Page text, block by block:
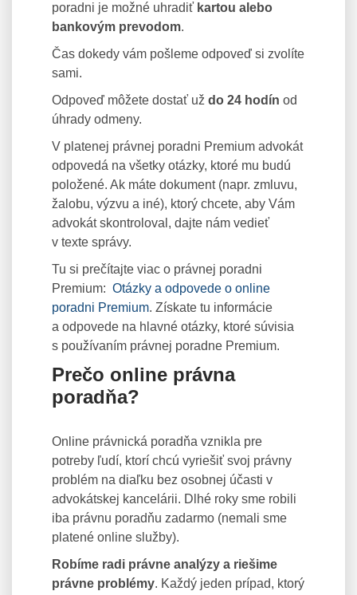
poradni je možné uhradiť kartou alebo
bankovým prevodom.
Čas dokedy vám pošleme odpoveď si zvolíte
sami.
Odpoveď môžete dostať už do 24 hodín od
úhrady odmeny.
V platenej právnej poradni Premium advokát
odpovedá na všetky otázky, ktoré mu budú
položené. Ak máte dokument (napr. zmluvu,
žalobu, výzvu a iné), ktorý chcete, aby Vám
advokát skontroloval, dajte nám vedieť
v texte správy.
Tu si prečítajte viac o právnej poradni
Premium: Otázky a odpovede o online
poradni Premium. Získate tu informácie
a odpovede na hlavné otázky, ktoré súvisia
s používaním právnej poradne Premium.
Prečo online právna
poradňa?
Online právnická poradňa vznikla pre
potreby ľudí, ktorí chcú vyriešiť svoj právny
problém na diaľku bez osobnej účasti v
advokátskej kancelárii. Dlhé roky sme robili
iba právnu poradňu zadarmo (nemali sme
platené online služby).
Robíme radi právne analýzy a riešime
právne problémy. Každý jeden prípad, ktorý